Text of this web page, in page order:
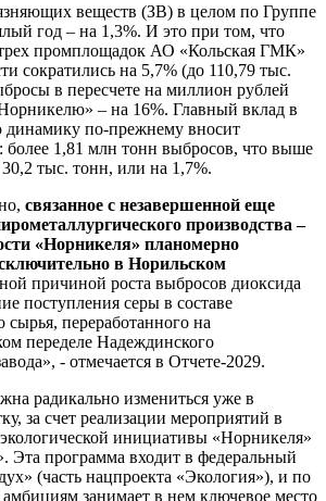
веществ (ЗВ) в целом по Группе
год – на 1,3%. И это при том, что
промплощадок АО «Кольская ГМК»
сократились на 5,7% (до 110,79 тыс.
в пересчете на миллион рублей
– на 16%. Главный вклад в
динамику по-прежнему вносит
1,81 млн тонн выбросов, что выше
тыс. тонн, или на 1,7%.
связанное с незавершенной еще
производства –
«Норникеля» планомерно
в Норильском
причиной роста выбросов диоксида
поступления серы в составе
сырья, переработанного на
переделе Надеждинского
- отмечается в Отчете-2029.
радикально измениться уже в
за счет реализации мероприятий в
инициативы «Норникеля»
Эта программа входит в федеральный
(часть нацпроекта «Экология»), и по
занимает в нем ключевое место